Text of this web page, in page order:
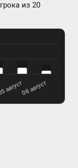
из 20